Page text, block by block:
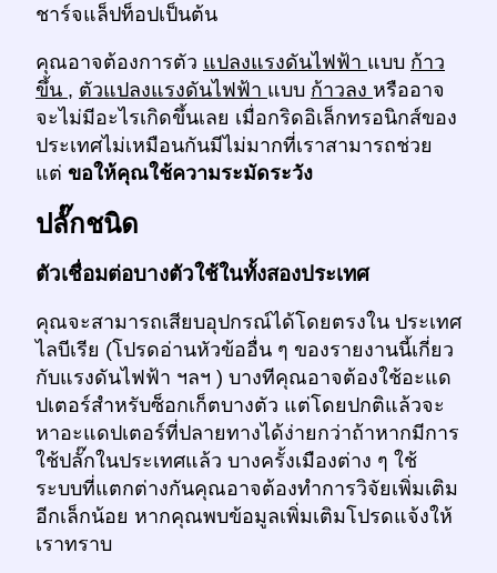
ชาร์จแล็ปท็อปเป็นต้น
คุณอาจต้องการตัว แปลงแรงดันไฟฟ้า แบบ ก้าว
ขึ้น , ตัวแปลงแรงดันไฟฟ้า แบบ ก้าวลง หรืออาจ
จะไม่มีอะไรเกิดขึ้นเลย เมื่อกริดอิเล็กทรอนิกส์ของ
ประเทศไม่เหมือนกันมีไม่มากที่เราสามารถช่วย
แต่ ขอให้คุณใช้ความระมัดระวัง
ปลั๊กชนิด
ตัวเชื่อมต่อบางตัวใช้ในทั้งสองประเทศ
คุณจะสามารถเสียบอุปกรณ์ได้โดยตรงใน ประเทศ
ไลบีเรีย (โปรดอ่านหัวข้ออื่น ๆ ของรายงานนี้เกี่ยว
กับแรงดันไฟฟ้า ฯลฯ ) บางทีคุณอาจต้องใช้อะแด
ปเตอร์สำหรับซ็อกเก็ตบางตัว แต่โดยปกติแล้วจะ
หาอะแดปเตอร์ที่ปลายทางได้ง่ายกว่าถ้าหากมีการ
ใช้ปลั๊กในประเทศแล้ว บางครั้งเมืองต่าง ๆ ใช้
ระบบที่แตกต่างกันคุณอาจต้องทำการวิจัยเพิ่มเติม
อีกเล็กน้อย หากคุณพบข้อมูลเพิ่มเติมโปรดแจ้งให้
เราทราบ